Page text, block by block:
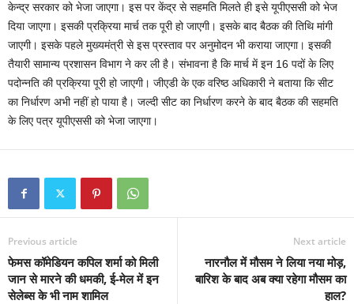
केन्द्र सरकार को भेजा जाएगा। इस पर केंद्र से सहमति मिलते ही इसे यूपीएससी को भेज
दिया जाएगा। इसकी प्रक्रिया मार्च तक पूरी हो जाएगी। इसके बाद बैठक की तिथि मांगी
जाएगी। इसके पहले मुख्यमंत्री से इस प्रस्ताव पर अनुमोदन भी कराया जाएगा। इसकी
तैयारी सामान्य प्रशासन विभाग ने कर ली है। संभावना है कि मार्च में इन 16 पदों के लिए
पदोन्नति की प्रक्रिया पूरी हो जाएगी। जीएडी के एक वरिष्ठ अधिकारी ने बताया कि सीट
का निर्धारण अभी नहीं हो पाया है। जल्दी सीट का निर्धारण करने के बाद बैठक की सहमति
के लिए पत्र यूपीएससी को भेजा जाएगा।
Previous article
फेमस कॉमेडियन कपिल शर्मा को मिली
जान से मारने की धमकी, ई-मेल में इन
सेलेब्स के भी नाम शामिल
Next article
नारनौल में मौसम ने लिया नया मोड़,
बारिश के बाद अब क्या रहेगा मौसम का
हाल?